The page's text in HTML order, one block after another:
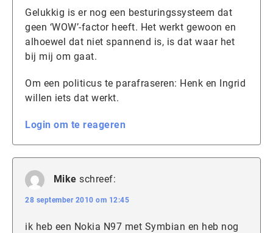
Gelukkig is er nog een besturingssysteem dat
geen ‘WOW’-factor heeft. Het werkt gewoon en
alhoewel dat niet spannend is, is dat waar het
bij mij om gaat.
Om een politicus te parafraseren: Henk en Ingrid
willen iets dat werkt.
Login om te reageren
Mike schreef:
28 september 2010 om 12:45
ik heb een Nokia N97 met Symbian en heb nog